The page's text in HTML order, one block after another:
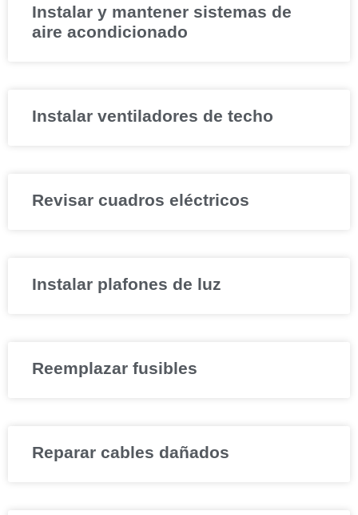
Instalar y mantener sistemas de
aire acondicionado
Instalar ventiladores de techo
Revisar cuadros eléctricos
Instalar plafones de luz
Reemplazar fusibles
Reparar cables dañados